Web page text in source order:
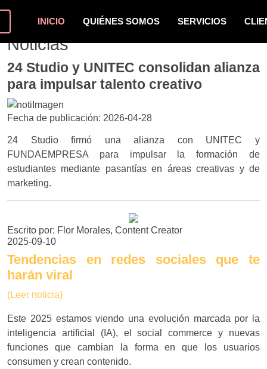
INICIO QUIÉNES SOMOS SERVICIOS
Noticias
24 Studio y UNITEC consolidan alianza
para impulsar talento creativo
Fecha de publicación: 2026-04-28
24 Studio firmó una alianza con UNITEC y
FUNDAEMPRESA para impulsar la formación de
estudiantes mediante pasantías en áreas creativas y de
marketing.
Escrito por: Flor Morales, Content Creator
2025-09-10
Tendencias en redes sociales que te
harán viral
(Leer noticia)
Este 2025 estamos viendo una evolución marcada por la
inteligencia artificial (IA), el social commerce y nuevas
funciones que cambian la forma en que los usuarios
consumen y crean contenido.